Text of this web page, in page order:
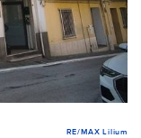
RE/MAX Lilium